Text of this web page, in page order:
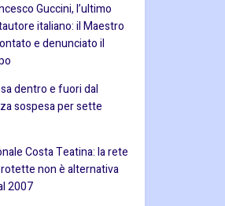
Guccini, l’ultimo
italiano: il Maestro
e denunciato il
dentro e fuori dal
sospesa per sette
Costa Teatina: la rete
non è alternativa
2007